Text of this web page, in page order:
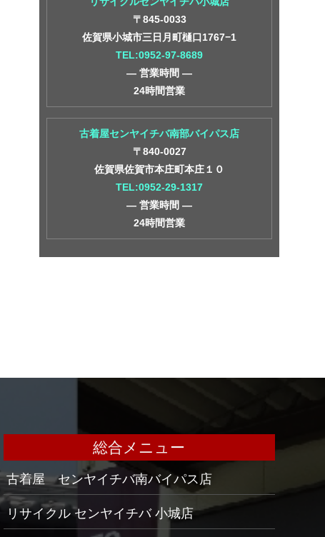
〒845-0033
佐賀県小城市三日月町樋口1767−1
TEL:0952-97-8689
― 営業時間 ―
24時間営業
古着屋センヤイチバ南部バイパス店
〒840-0027
佐賀県佐賀市本庄町本庄１０
TEL:0952-29-1317
― 営業時間 ―
24時間営業
総合メニュー
古着屋 センヤイチバ南バイパス店
リサイクル センヤイチバ 小城店